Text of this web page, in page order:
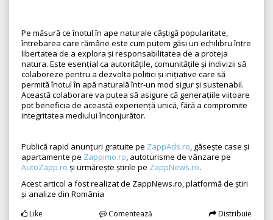
Pe măsură ce înotul în ape naturale câștigă popularitate,
întrebarea care rămâne este cum putem găsi un echilibru între
libertatea de a explora și responsabilitatea de a proteja
natura. Este esențial ca autoritățile, comunitățile și indivizii să
colaboreze pentru a dezvolta politici și inițiative care să
permită înotul în apă naturală într-un mod sigur și sustenabil.
Această colaborare va putea să asigure că generațiile viitoare
pot beneficia de această experiență unică, fără a compromite
integritatea mediului înconjurător.
Publică rapid anunțuri gratuite pe ZappAds.ro, găsește case și
apartamente pe Zappimo.ro, autoturisme de vânzare pe
AutoZapp.ro și urmărește știrile pe ZappNews.ro.
Acest articol a fost realizat de ZappNews.ro, platformă de știri
și analize din România
Like Comentează Distribuie